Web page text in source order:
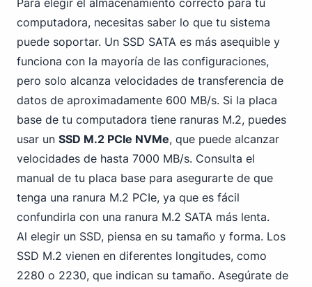
Para elegir el almacenamiento correcto para tu
computadora, necesitas saber lo que tu sistema
puede soportar. Un SSD SATA es más asequible y
funciona con la mayoría de las configuraciones,
pero solo alcanza velocidades de transferencia de
datos de aproximadamente 600 MB/s. Si la placa
base de tu computadora tiene ranuras M.2, puedes
usar un SSD M.2 PCIe NVMe, que puede alcanzar
velocidades de hasta 7000 MB/s. Consulta el
manual de tu placa base para asegurarte de que
tenga una ranura M.2 PCIe, ya que es fácil
confundirla con una ranura M.2 SATA más lenta.
Al elegir un SSD, piensa en su tamaño y forma. Los
SSD M.2 vienen en diferentes longitudes, como
2280 o 2230, que indican su tamaño. Asegúrate de